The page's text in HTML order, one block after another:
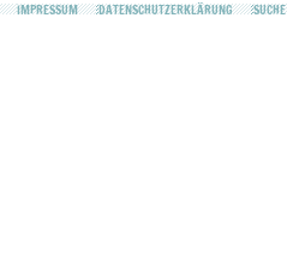
IMPRESSUM DATENSCHUTZERKLÄRUNG SUCHE